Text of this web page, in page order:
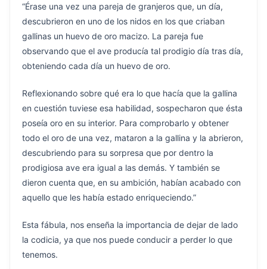
“Érase una vez una pareja de granjeros que, un día,
descubrieron en uno de los nidos en los que criaban
gallinas un huevo de oro macizo. La pareja fue
observando que el ave producía tal prodigio día tras día,
obteniendo cada día un huevo de oro.
Reflexionando sobre qué era lo que hacía que la gallina
en cuestión tuviese esa habilidad, sospecharon que ésta
poseía oro en su interior. Para comprobarlo y obtener
todo el oro de una vez, mataron a la gallina y la abrieron,
descubriendo para su sorpresa que por dentro la
prodigiosa ave era igual a las demás. Y también se
dieron cuenta que, en su ambición, habían acabado con
aquello que les había estado enriqueciendo.”
Esta fábula, nos enseña la importancia de dejar de lado
la codicia, ya que nos puede conducir a perder lo que
tenemos.